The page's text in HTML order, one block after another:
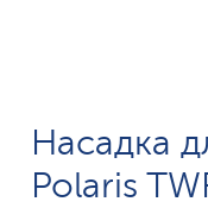
Насадка
Polaris